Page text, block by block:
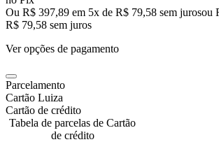
Ou R$ 397,89 em 5x de R$ 79,58 sem jurosou
R$ 79,58 sem juros
Ver opções de pagamento
Parcelamento
Cartão Luiza
Cartão de crédito
Tabela de parcelas de Cartão
de crédito